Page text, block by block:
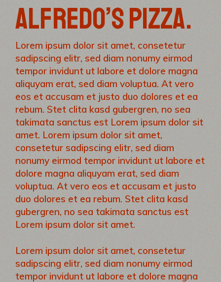
ALFREDO’S PIZZA.
Lorem ipsum dolor sit amet, consetetur
sadipscing elitr, sed diam nonumy eirmod
tempor invidunt ut labore et dolore magna
aliquyam erat, sed diam voluptua. At vero
eos et accusam et justo duo dolores et ea
rebum. Stet clita kasd gubergren, no sea
takimata sanctus est Lorem ipsum dolor sit
amet. Lorem ipsum dolor sit amet,
consetetur sadipscing elitr, sed diam
nonumy eirmod tempor invidunt ut labore et
dolore magna aliquyam erat, sed diam
voluptua. At vero eos et accusam et justo
duo dolores et ea rebum. Stet clita kasd
gubergren, no sea takimata sanctus est
Lorem ipsum dolor sit amet.
Lorem ipsum dolor sit amet, consetetur
sadipscing elitr, sed diam nonumy eirmod
tempor invidunt ut labore et dolore magna